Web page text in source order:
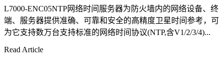
L7000-ENC05NTP网络时间服务器为防火墙内的网络设备、终
端、服务器提供准确、可靠和安全的高精度卫星时间参考，可
为它支持数万台支持标准的网络时间协议(NTP,含V1/2/3/4)...
Read Article